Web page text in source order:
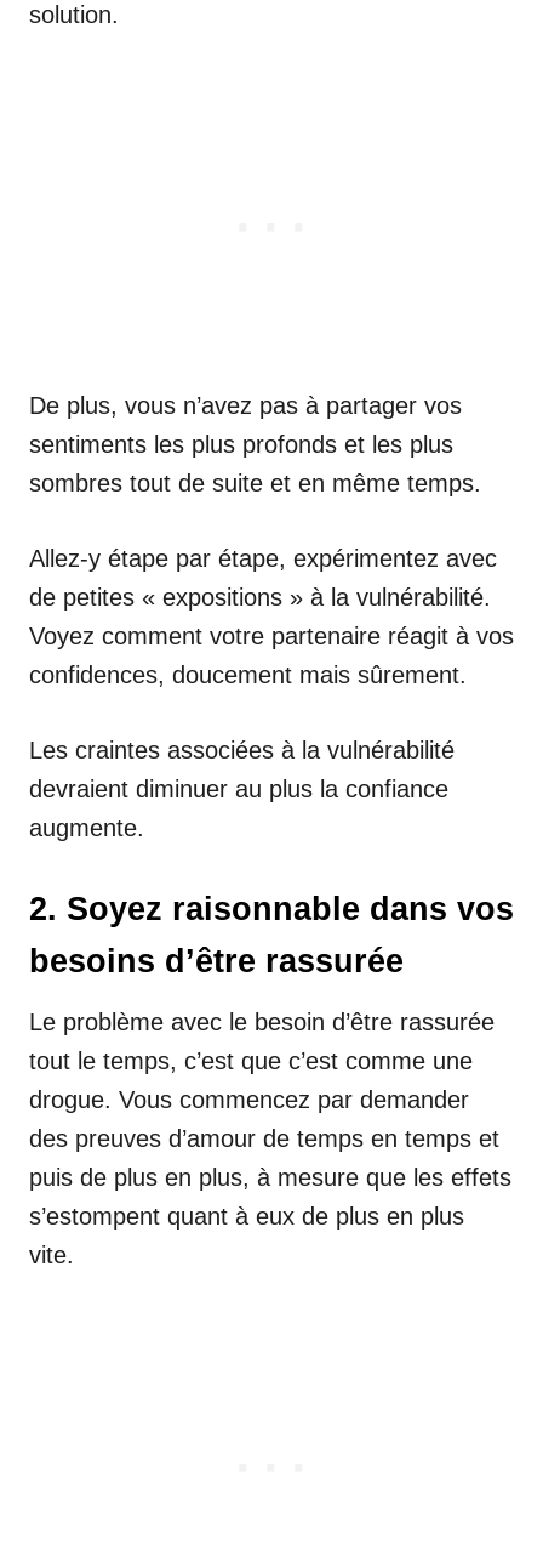
solution.
De plus, vous n’avez pas à partager vos
sentiments les plus profonds et les plus
sombres tout de suite et en même temps.
Allez-y étape par étape, expérimentez avec
de petites « expositions » à la vulnérabilité.
Voyez comment votre partenaire réagit à vos
confidences, doucement mais sûrement.
Les craintes associées à la vulnérabilité
devraient diminuer au plus la confiance
augmente.
2. Soyez raisonnable dans vos
besoins d’être rassurée
Le problème avec le besoin d’être rassurée
tout le temps, c’est que c’est comme une
drogue. Vous commencez par demander
des preuves d’amour de temps en temps et
puis de plus en plus, à mesure que les effets
s’estompent quant à eux de plus en plus
vite.